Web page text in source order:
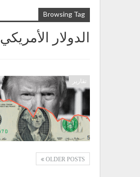
Browsing Tag
الدولار الأمريكي
تقارير
OLDER POSTS